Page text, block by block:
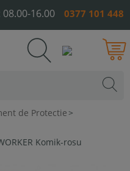
08.00-16.00 0377 101 448
de Protectie >
Komik-rosu